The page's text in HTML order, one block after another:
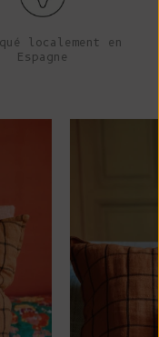
localement en
Espagne